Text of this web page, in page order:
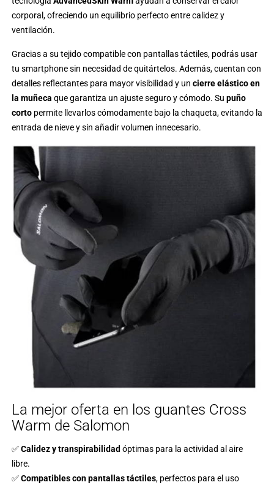
corporal, ofreciendo un equilibrio perfecto entre calidez y
ventilación.
Gracias a su tejido compatible con pantallas táctiles, podrás usar
tu smartphone sin necesidad de quitártelos. Además, cuentan con
detalles reflectantes para mayor visibilidad y un cierre elástico en
la muñeca que garantiza un ajuste seguro y cómodo. Su puño
cortopermite llevarlos cómodamente bajo la chaqueta, evitando la
entrada de nieve y sin añadir volumen innecesario.
La mejor oferta en los guantes Cross
Warm de Salomon
✅Calidez y transpirabilidad óptimas para la actividad al aire
libre.
✅Compatibles con pantallas táctiles, perfectos para el uso